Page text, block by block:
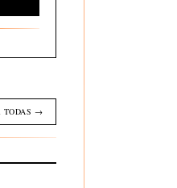
TODAS →